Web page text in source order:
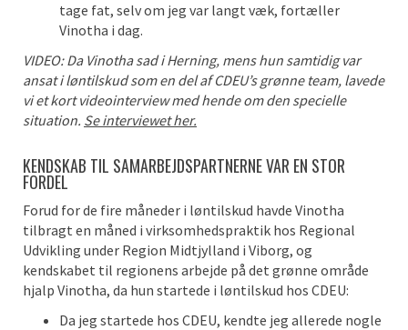
tage fat, selv om jeg var langt væk, fortæller
Vinotha i dag.
VIDEO: Da Vinotha sad i Herning, mens hun samtidig var
ansat i løntilskud som en del af CDEU’s grønne team, lavede
vi et kort videointerview med hende om den specielle
situation. Se interviewet her.
KENDSKAB TIL SAMARBEJDSPARTNERNE VAR EN STOR
FORDEL
Forud for de fire måneder i løntilskud havde Vinotha
tilbragt en måned i virksomhedspraktik hos Regional
Udvikling under Region Midtjylland i Viborg, og
kendskabet til regionens arbejde på det grønne område
hjalp Vinotha, da hun startede i løntilskud hos CDEU:
Da jeg startede hos CDEU, kendte jeg allerede nogle